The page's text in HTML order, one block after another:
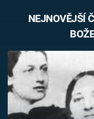
Témata
Pořady
NEJNOVĚJŠÍ